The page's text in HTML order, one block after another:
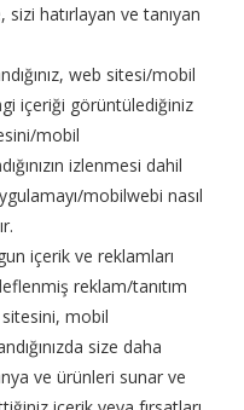
hatırlayan ve tanıyan
web sitesi/mobil
içeriği görüntülediğiniz
mobil
izlenmesi dahil
mobilwebi nasıl
içerik ve reklamları
reklam/tanıtım
sitesini, mobil
size daha
ve ürünleri sunar ve